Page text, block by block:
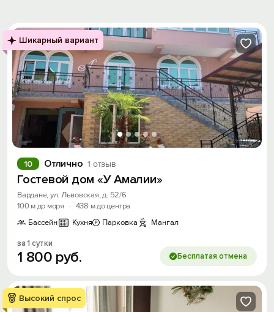
Шикарный вариант
Отлично 1 отзыв
10
Гостевой дом «У Амалии»
Вардане, ул. Львовская, д. 52/6
100 м до моря
· 438 м до центра
Бассейн
Кухня Парковка Мангал
за 1 сутки
1 800 руб. Бесплатая отмена
Высокий спрос